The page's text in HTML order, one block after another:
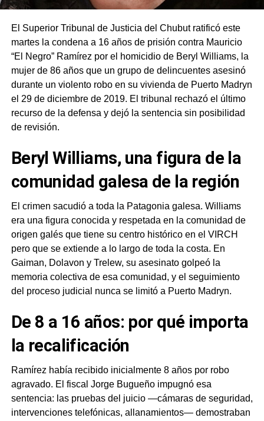
El Superior Tribunal de Justicia del Chubut ratificó este
martes la condena a 16 años de prisión contra Mauricio
“El Negro” Ramírez por el homicidio de Beryl Williams, la
mujer de 86 años que un grupo de delincuentes asesinó
durante un violento robo en su vivienda de Puerto Madryn
el 29 de diciembre de 2019. El tribunal rechazó el último
recurso de la defensa y dejó la sentencia sin posibilidad
de revisión.
Beryl Williams, una figura de la
comunidad galesa de la región
El crimen sacudió a toda la Patagonia galesa. Williams
era una figura conocida y respetada en la comunidad de
origen galés que tiene su centro histórico en el VIRCH
pero que se extiende a lo largo de toda la costa. En
Gaiman, Dolavon y Trelew, su asesinato golpeó la
memoria colectiva de esa comunidad, y el seguimiento
del proceso judicial nunca se limitó a Puerto Madryn.
De 8 a 16 años: por qué importa
la recalificación
Ramírez había recibido inicialmente 8 años por robo
agravado. El fiscal Jorge Bugueño impugnó esa
sentencia: las pruebas del juicio —cámaras de seguridad,
intervenciones telefónicas, allanamientos— demostraban